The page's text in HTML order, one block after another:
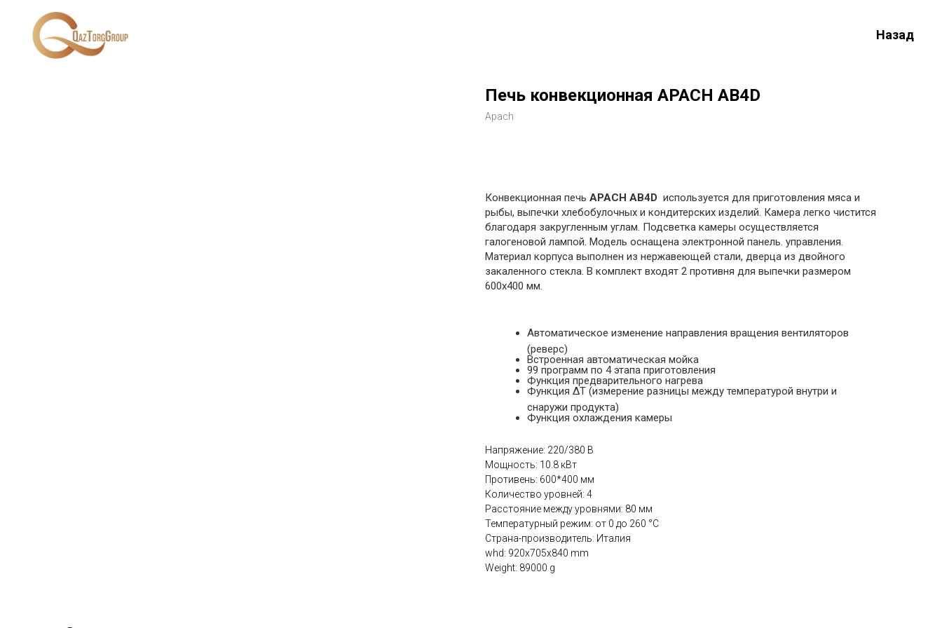
Назад
Печь конвекционная APACH AB4D
Apach
Конвекционная печь APACH AB4D используется для приготовления мяса и
рыбы, выпечки хлебобулочных и кондитерских изделий. Камера легко чистится
благодаря закругленным углам. Подсветка камеры осуществляется
галогеновой лампой. Модель оснащена электронной панель. управления.
Материал корпуса выполнен из нержавеющей стали, дверца из двойного
закаленного стекла. В комплект входят 2 противня для выпечки размером
600х400 мм.
Автоматическое изменение направления вращения вентиляторов
(реверс)
Встроенная автоматическая мойка
99 программ по 4 этапа приготовления
Функция предварительного нагрева
Функция ΔT (измерение разницы между температурой внутри и
снаружи продукта)
Функция охлаждения камеры
Напряжение: 220/380 В
Мощность: 10.8 кВт
Противень: 600*400 мм
Количество уровней: 4
Расстояние между уровнями: 80 мм
Температурный режим: от 0 до 260 °С
Страна-производитель: Италия
whd: 920x705x840 mm
Weight: 89000 g